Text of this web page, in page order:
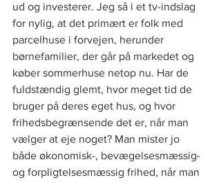
ud og investerer. Jeg så i et tv-indslag
for nylig, at det primært er folk med
parcelhuse i forvejen, herunder
børnefamilier, der går på markedet og
køber sommerhuse netop nu. Har de
fuldstændig glemt, hvor meget tid de
bruger på deres eget hus, og hvor
frihedsbegrænsende det er, når man
vælger at eje noget? Man mister jo
både økonomisk-, bevægelsesmæssig-
og forpligtelsesmæssig frihed, når man